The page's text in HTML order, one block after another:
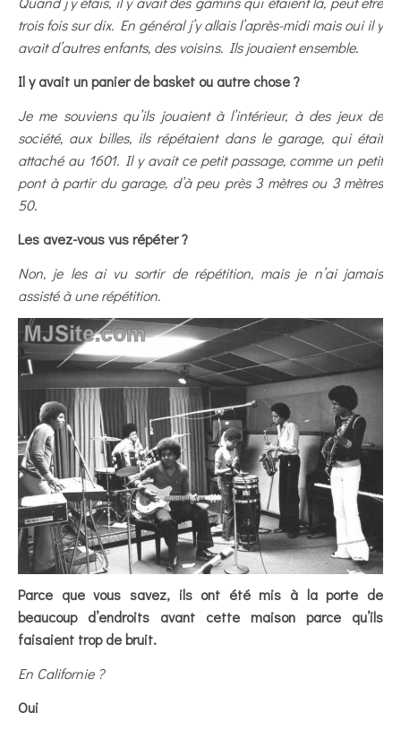
trois fois sur dix. En général j’y allais l’après-midi mais oui il y
avait d’autres enfants, des voisins. Ils jouaient ensemble.
Il y avait un panier de basket ou autre chose ?
Je me souviens qu’ils jouaient à l’intérieur, à des jeux de
société, aux billes, ils répétaient dans le garage, qui était
attaché au 1601. Il y avait ce petit passage, comme un petit
pont à partir du garage, d’à peu près 3 mètres ou 3 mètres
50.
Les avez-vous vus répéter ?
Non, je les ai vu sortir de répétition, mais je n’ai jamais
assisté à une répétition.
Parce que vous savez, ils ont été mis à la porte de
beaucoup d’endroits avant cette maison parce qu’ils
faisaient trop de bruit.
En Californie ?
Oui